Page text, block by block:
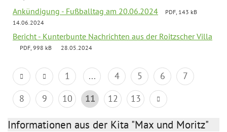
Ankündigung - Fußballtag am 20.06.2024
PDF, 143 kB
14.06.2024
Bericht - Kunterbunte Nachrichten aus der Roitzscher Villa
PDF, 998 kB 28.05.2024
1 ... 4 5 6
7
8
9 10 11 12 13
Informationen aus der Kita "Max und Moritz"